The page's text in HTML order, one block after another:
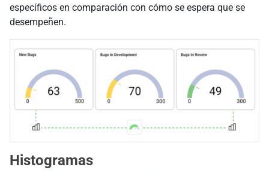
específicos en comparación con cómo se espera que se
desempeñen.
Histogramas